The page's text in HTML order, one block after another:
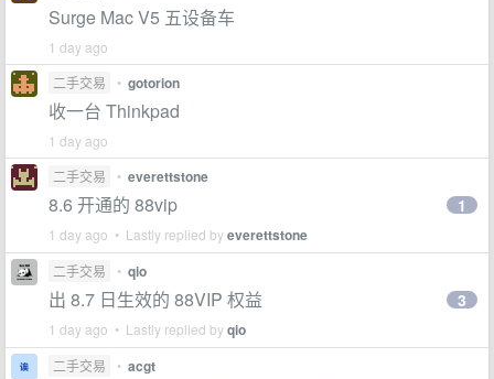
Surge Mac V5 五设备车
1 day ago
二手交易
• gotorion
收一台 Thinkpad
1 day ago
二手交易
• everettstone
8.6 开通的 88vip
1 day ago • Lastly replied byeverettstone
1
二手交易 • qio
出 8.7 日生效的 88VIP 权益
1 day ago • Lastly replied byqio
3
二手交易 • acgt